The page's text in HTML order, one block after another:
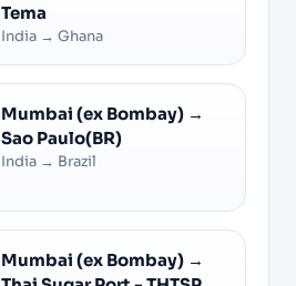
Tema
India → Ghana
Mumbai (ex Bombay) →
Sao Paulo(BR)
India → Brazil
Mumbai (ex Bombay) →